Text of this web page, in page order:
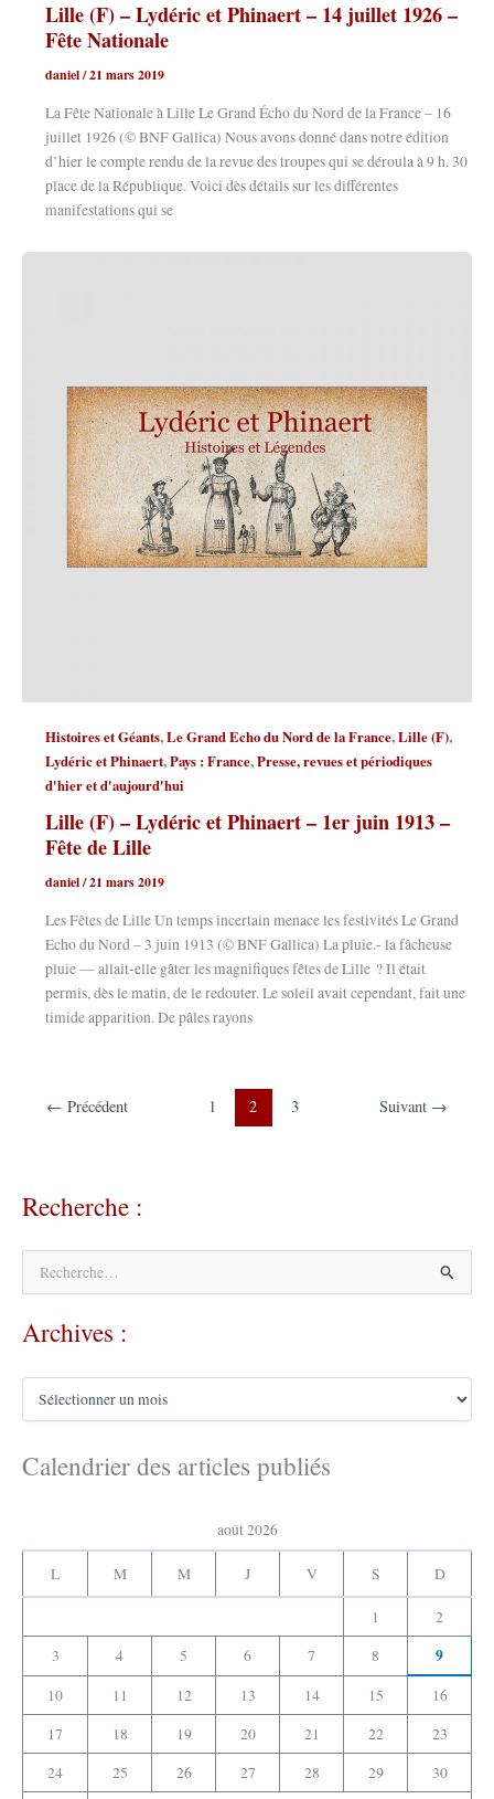
Lille (F) – Lydéric et Phinaert – 14 juillet 1926 –
Fête Nationale
daniel/21 mars 2019
La Fête Nationale à Lille Le Grand Écho du Nord de la France – 16
juillet 1926 (© BNF Gallica) Nous avons donné dans notre édition
d’hier le compte rendu de la revue des troupes qui se déroula à 9 h. 30
place de la République. Voici dès détails sur les différentes
manifestations qui se
Histoires et Géants,Le Grand Echo du Nord de la France,Lille (F),
Lydéric et Phinaert,Pays : France,Presse, revues et périodiques
d'hier et d'aujourd'hui
Lille (F) – Lydéric et Phinaert – 1er juin 1913 –
Fête de Lille
daniel/21 mars 2019
Les Fêtes de Lille Un temps incertain menace les festivités Le Grand
Echo du Nord – 3 juin 1913 (© BNF Gallica) La pluie.- la fâcheuse
pluie — allait-elle gâter les magnifiques fêtes de Lille ? Il était
permis, dès le matin, de le redouter. Le soleil avait cependant, fait une
timide apparition. De pâles rayons
← Précédent 1 2 3 Suivant →
Recherche :
h
e
h
r
Archives :
A
iCalendrier des articles publiés
août 2026
L M M J V S D
1
2
3
4 5 6 7 8 9
10 11 12 13 14 15
16
17
18 19 20 21 22
23
24
25 26 27 28 29
30